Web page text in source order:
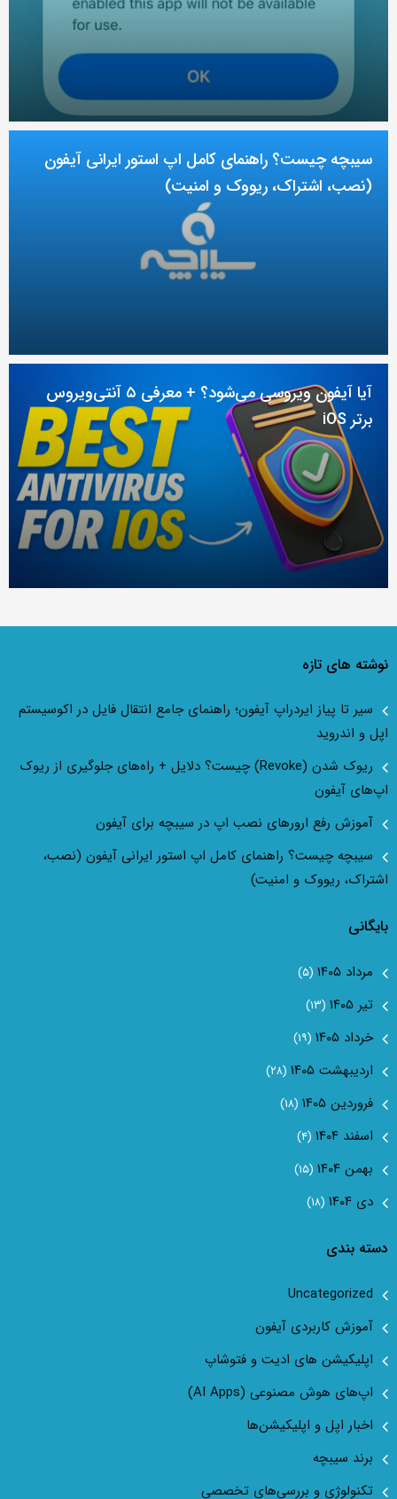
سیبچه چیست؟ راهنمای کامل اپ استور ایرانی آیفون
(نصب، اشتراک، ریووک و امنیت)
آیا آیفون ویروسی می‌شود؟ + معرفی ۵ آنتی‌ویروس
برتر iOS
نوشته های تازه
سیر تا پیاز ایردراپ آیفون؛ راهنمای جامع انتقال فایل در اکوسیستم
اپل و اندروید
ریوک شدن (Revoke) چیست؟ دلایل + راه‌های جلوگیری از ریوک
اپ‌های آیفون
آموزش رفع ارور‌های نصب اپ در سیبچه برای آیفون
سیبچه چیست؟ راهنمای کامل اپ استور ایرانی آیفون (نصب،
اشتراک، ریووک و امنیت)
بایگانی
مرداد ۱۴۰۵ (۵)
تیر ۱۴۰۵ (۱۳)
خرداد ۱۴۰۵ (۱۹)
اردیبهشت ۱۴۰۵ (۲۸)
فروردین ۱۴۰۵ (۱۸)
اسفند ۱۴۰۴ (۴)
بهمن ۱۴۰۴ (۱۵)
دی ۱۴۰۴ (۱۸)
دسته بندی
Uncategorized
آموزش کاربردی آیفون
اپلیکیشن های ادیت و فتوشاپ
اپ‌های هوش مصنوعی (AI Apps)
اخبار اپل و اپلیکیشن‌ها
برند سیبچه
تکنولوژی و بررسی‌های تخصصی